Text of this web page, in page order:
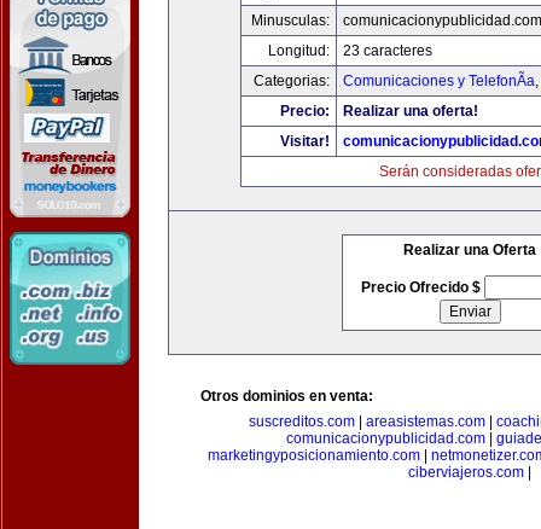
Minusculas:
comunicacionypublicidad.com
Longitud:
23 caracteres
Categorias:
Comunicaciones y TelefonÃ­a,
Precio:
Realizar una oferta!
Visitar!
Serán consideradas
Realizar una Oferta
Precio Ofrecido $
Otros dominios en venta:
suscreditos.com
areasistemas.com
comunicacionypublicidad.com
marketingyposicionamiento.com|
ciberviajeros.com